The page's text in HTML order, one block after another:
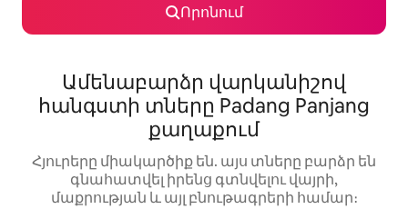
Որոնում
Ամենաբարձր վարկանիշով
հանգստի տները Padang Panjang
քաղաքում
Հյուրերը միակարծիք են. այս տները բարձր են
գնահատվել իրենց գտնվելու վայրի,
մաքրության և այլ բնութագրերի համար։